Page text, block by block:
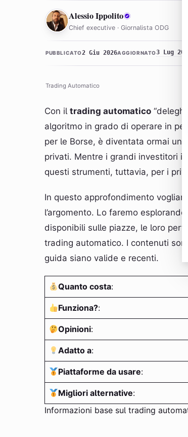
AI Alessio Ippolito
Chief executive · Giornalista ODG
PUBBLICATO2 Giu 2026AGGIORNATO3 Lug
Trading Automatico
Con il trading automatico
algoritmo in grado di operare in
per le Borse, è diventata ormai
privati. Mentre i grandi investitori
questi strumenti, tuttavia, per i
In questo approfondimento
l’argomento. Lo faremo esplorando i
disponibili sulle piazze, le loro
trading automatico. I contenuti
guida siano valide e recenti.
Quanto costa:
Funziona?:
Opinioni:
Adatto a:
Piattaforme da usare:
Migliori alternative:
Informazioni base sul trading